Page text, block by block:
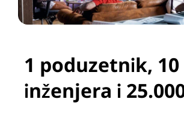
1 poduzetnik, 10
inženjera i